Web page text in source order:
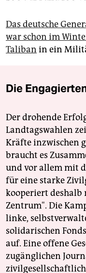
Das deutsche
war schon im
Taliban in ein
Die
Der drohende
Landtagswahlen
Kräfte inzwischen
braucht es
und vor allem mit
für eine starke
kooperiert
Zentrum". Die
linke,
solidarischen
auf. Eine offene
zugänglichen